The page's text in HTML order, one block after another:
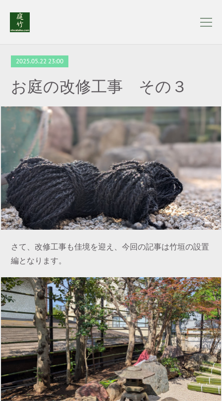
2025.05.22 23:00
お庭の改修工事 その３
さて、改修工事も佳境を迎え、今回の記事は竹垣の設置
編となります。